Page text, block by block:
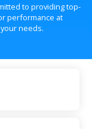
to providing top-
performance at
needs.